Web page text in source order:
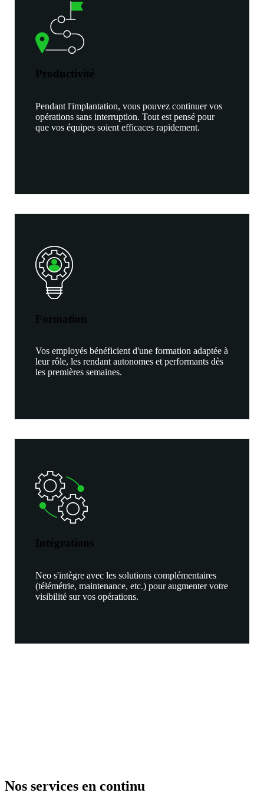
Productivité
Pendant l'implantation, vous pouvez continuer vos
opérations sans interruption. Tout est pensé pour
que vos équipes soient efficaces rapidement.
Formation
Vos employés bénéficient d'une formation adaptée à
leur rôle, les rendant autonomes et performants dès
les premières semaines.
Intégrations
Neo s'intègre avec les solutions complémentaires
(télémétrie, maintenance, etc.) pour augmenter votre
visibilité sur vos opérations.
Nos services en continu